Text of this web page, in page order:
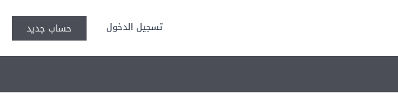
تسجيل الدخول حساب جديد